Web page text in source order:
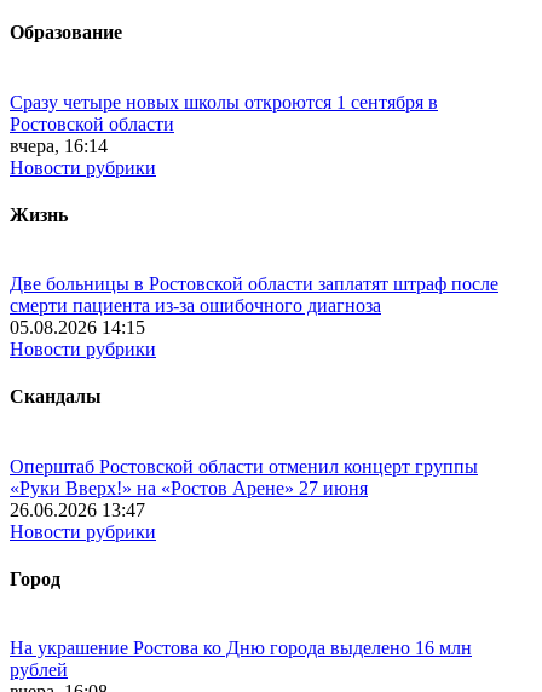
Образование
Сразу четыре новых школы откроются 1 сентября в
Ростовской области
вчера, 16:14
Новости рубрики
Жизнь
Две больницы в Ростовской области заплатят штраф после
смерти пациента из-за ошибочного диагноза
05.08.2026 14:15
Новости рубрики
Скандалы
Оперштаб Ростовской области отменил концерт группы
«Руки Вверх!» на «Ростов Арене» 27 июня
26.06.2026 13:47
Новости рубрики
Город
На украшение Ростова ко Дню города выделено 16 млн
рублей